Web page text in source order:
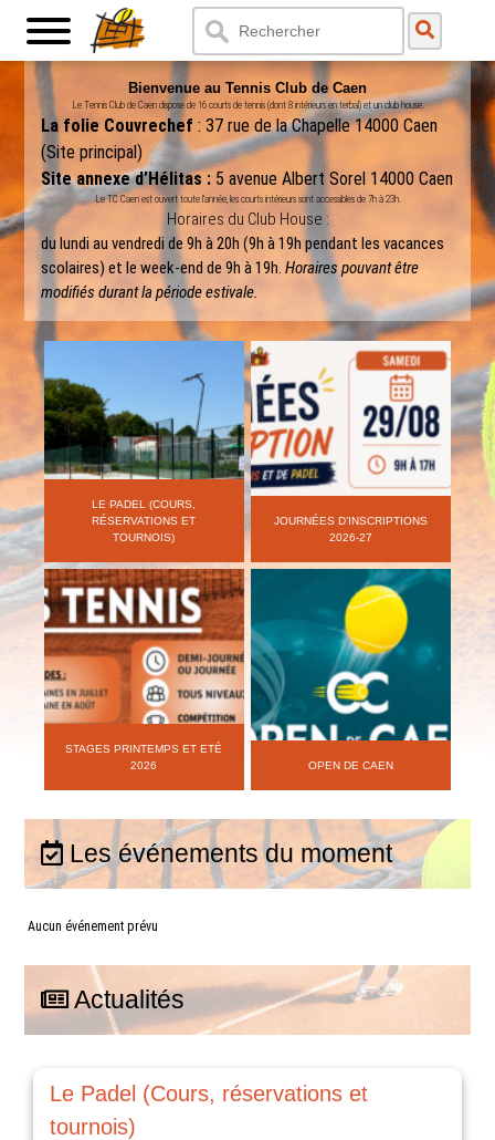
Bienvenue au Tennis Club de Caen
Le Tennis Club de Caen dispose de 16 courts de tennis (dont 8 intérieurs en terbal) et un club house.
La folie Couvrechef : 37 rue de la Chapelle 14000 Caen
(Site principal)
Site annexe d’Hélitas : 5 avenue Albert Sorel 14000 Caen
Le TC Caen est ouvert toute l’année, les courts intérieurs sont accessibles de 7h à 23h.
Horaires du Club House :
du lundi au vendredi de 9h à 20h (9h à 19h pendant les vacances
scolaires) et le week-end de 9h à 19h.Horaires pouvant être
modifiés durant la période estivale.
LE PADEL (COURS,
RÉSERVATIONS ET
TOURNOIS)
JOURNÉES D’INSCRIPTIONS
2026-27
STAGES PRINTEMPS ET ETÉ
2026
OPEN DE CAEN
Les événements du moment
Aucun événement prévu
Actualités
Le Padel (Cours, réservations et
tournois)